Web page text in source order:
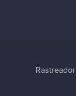
Rastreador